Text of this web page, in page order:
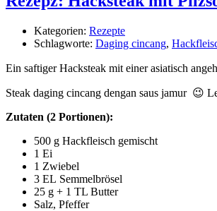
Kategorien: Rezepte
Schlagworte: Daging cincang,
Ein saftiger Hacksteak mit einer asiatisch
Steak daging cincang dengan saus jamur 😉
Zutaten (2 Portionen):
500 g Hackfleisch gemischt
1 Ei
1 Zwiebel
3 EL Semmelbrösel
25 g + 1 TL Butter
Salz, Pfeffer